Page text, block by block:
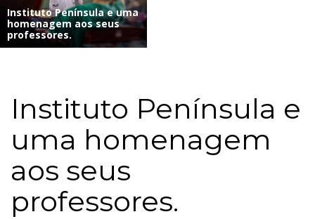
Instituto Península e uma
homenagem aos seus
professores.
Instituto Península e
uma homenagem
aos seus
professores.